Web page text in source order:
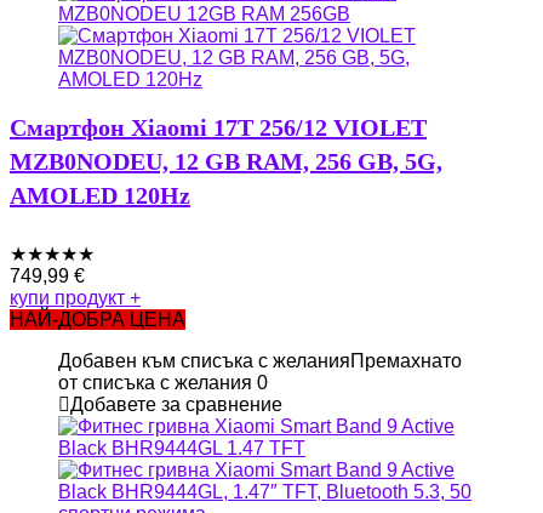
Смартфон Xiaomi 17T 256/12 VIOLET
MZB0NODEU, 12 GB RAM, 256 GB, 5G,
AMOLED 120Hz
★★★★★
749,99 €
купи продукт +
НАЙ-ДОБРА ЦЕНА
Добавен към списъка с желанияПремахнато
от списъка с желания 0
Добавете за сравнение